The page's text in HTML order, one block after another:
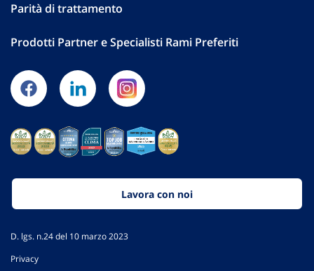
Parità di trattamento
Prodotti Partner e Specialisti Rami Preferiti
Lavora con noi
D. lgs. n.24 del 10 marzo 2023
Privacy